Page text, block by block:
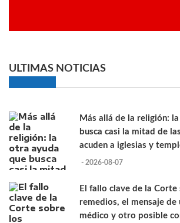
ULTIMAS NOTICIAS
Más allá de la religión:
busca casi la mitad de
acuden a iglesias y
- 2026-08-07
El fallo clave de la Corte
remedios, el mensaje de
médico y otro posible